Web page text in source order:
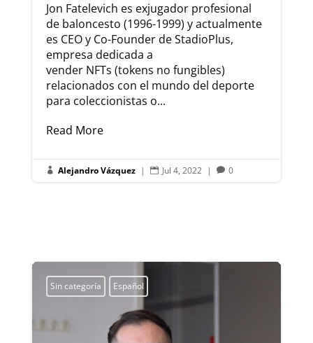
Jon Fatelevich es exjugador profesional
de baloncesto (1996-1999) y actualmente
es CEO y Co-Founder de StadioPlus,
empresa dedicada a
vender NFTs (tokens no fungibles)
relacionados con el mundo del deporte
para coleccionistas o...
Read More
 Alejandro Vázquez |  Jul 4, 2022 |  0
Sin categoría Español